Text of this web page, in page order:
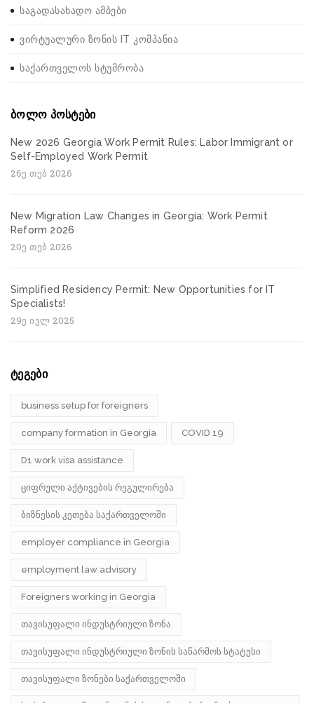
საგადასახადო ამბები
ვირტუალური ზონის IT კომპანია
საქართველოს სტუმრობა
ბოლო პოსტები
New 2026 Georgia Work Permit Rules: Labor Immigrant or
Self-Employed Work Permit
26ე თებ 2026
New Migration Law Changes in Georgia: Work Permit
Reform 2026
20ე თებ 2026
Simplified Residency Permit: New Opportunities for IT
Specialists!
29ე ივლ 2025
ტეგები
business setup for foreigners
company formation in Georgia COVID 19
D1 work visa assistance
ციფრული აქტივების რეგულირება
ბიზნესის კეთება საქართველოში
employer compliance in Georgia
employment law advisory
Foreigners working in Georgia
თავისუფალი ინდუსტრიული ზონა
თავისუფალი ინდუსტრიული ზონის საწარმოს სტატუსი
თავისუფალი ზონები საქართველოში